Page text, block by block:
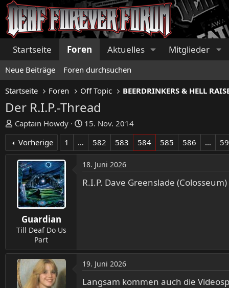
Startseite Foren Aktuelles Mitglieder
Neue Beiträge Foren durchsuchen
Startseite Foren Off Topic
Der R.I.P.-Thread
E
r
t
e
e
r
Captain Howdy
E
r
t
e
l
15. Nov. 2014
Vorherige
1 … 582 583 584 585 586 …
Guardian
Till Deaf Do Us
Part
18. Juni 2026
R.I.P. Dave Greenslade (Colosseum)
19. Juni 2026
Langsam kommen auch die